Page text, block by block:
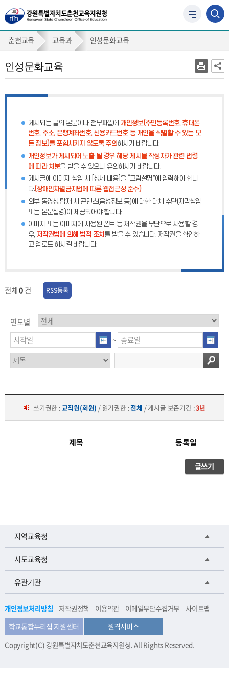
사
가
인
문
춘천교육 교육과 인성문화교육
인성문화교육
게시되는 글의 본문이나 첨부파일에 개인정보(주민등록번호, 휴대폰
번호, 주소, 은행계좌번호, 신용카드번호 등 개인을 식별할 수 있는 모
든 정보)를 포함시키지 않도록 주의하시기 바랍니다.
개인정보가 게시되어 노출 될 경우 해당 게시물 작성자가 관련 법령
에 따라 처분을 받을 수 있으니 유의하시기 바랍니다.
게시글에 이미지 삽입 시 [상세 내용]을 “그림설명”에 입력해야 합니
다.(장애인차별금지법에 따른 웹접근성 준수)
외부 동영상 탑재 시 콘텐츠(음성정보 등)에 대한 대체 수단(자막삽입
또는 본문설명)이 제공되어야 합니다.
이미지 또는 이미지에 사용된 폰트 등 저작권을 무단으로 사용할 경
우, 저작권법에 의해 법적 조치 를 받을 수 있습니다. 저작권을 확인하
고 업로드 하시길 바랍니다.
전체0건 RSS등록
연도별
~
쓰기권한 : 교직원(회원) / 읽기권한 :전체 / 게시글 보존기간 :3년
제목 등록일
글쓰기
지역교육청
시도교육청
유관기관
개인정보처리방침 저작권정책 이용약관 이메일무단수집거부
사이트맵
학교통합누리집 지원센터
원격서비스
Copyright(C) 강원특별자치도춘천교육지원청. All Rights Reserved.